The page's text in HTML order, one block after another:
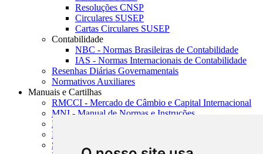
Resoluções CNSP
Circulares SUSEP
Cartas Circulares SUSEP
Contabilidade
NBC - Normas Brasileiras de Contabilidade
IAS - Normas Internacionais de Contabilidade
Resenhas Diárias Governamentais
Normativos Auxiliares
Manuais e Cartilhas
RMCCI - Mercado de Câmbio e Capital Internacional
MNI - Manual de Normas e Instruções
MTVM - Manual de Títulos e Valores Mobiliários
MCR - Manual de Crédito Rural
SISORF - Manual de Organização do SFN